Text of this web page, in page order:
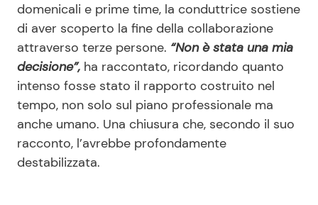
domenicali e prime time, la conduttrice sostiene
di aver scoperto la fine della collaborazione
attraverso terze persone. “Non è stata una mia
decisione”, ha raccontato, ricordando quanto
intenso fosse stato il rapporto costruito nel
tempo, non solo sul piano professionale ma
anche umano. Una chiusura che, secondo il suo
racconto, l’avrebbe profondamente
destabilizzata.